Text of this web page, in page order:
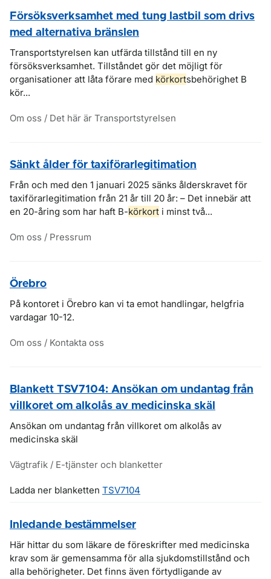
Försöksverksamhet med tung lastbil som drivs
med alternativa bränslen
Transportstyrelsen kan utfärda tillstånd till en ny
försöksverksamhet. Tillståndet gör det möjligt för
organisationer att låta förare med körkortsbehörighet B
kör...
Om oss / Det här är Transportstyrelsen
Sänkt ålder för taxiförarlegitimation
Från och med den 1 januari 2025 sänks ålderskravet för
taxiförarlegitimation från 21 år till 20 år: – Det innebär att
en 20-åring som har haft B-körkort i minst två...
Om oss / Pressrum
Örebro
På kontoret i Örebro kan vi ta emot handlingar, helgfria
vardagar 10-12.
Om oss / Kontakta oss
Blankett TSV7104: Ansökan om undantag från
villkoret om alkolås av medicinska skäl
Ansökan om undantag från villkoret om alkolås av
medicinska skäl
Vägtrafik / E-tjänster och blanketter
Ladda ner blanketten TSV7104
Inledande bestämmelser
Här hittar du som läkare de föreskrifter med medicinska
krav som är gemensamma för alla sjukdomstillstånd och
alla behörigheter. Det finns även förtydligande av